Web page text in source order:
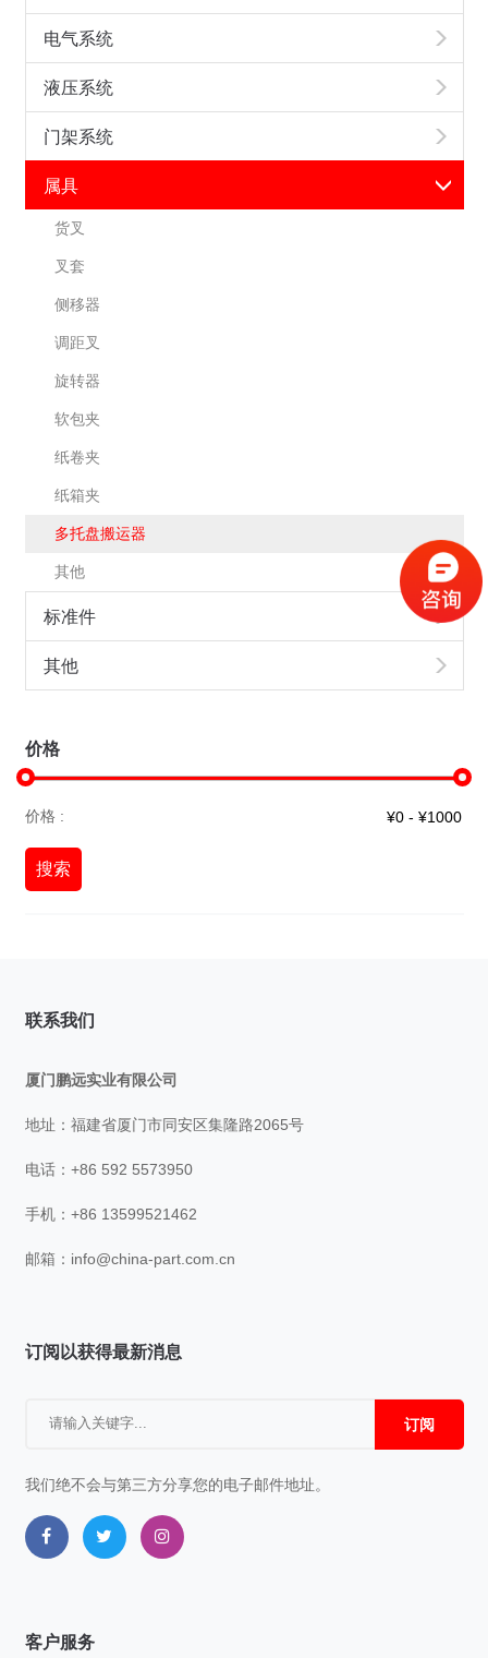
电气系统
液压系统
门架系统
属具
货叉
叉套
侧移器
调距叉
旋转器
软包夹
纸卷夹
纸箱夹
多托盘搬运器
其他
标准件
其他
价格
价格 :
搜索
联系我们
厦门鹏远实业有限公司
地址：福建省厦门市同安区集隆路2065号
电话：+86 592 5573950
手机：+86 13599521462
邮箱： info@china-part.com.cn
订阅以获得最新消息
订阅
我们绝不会与第三方分享您的电子邮件地址。
客户服务